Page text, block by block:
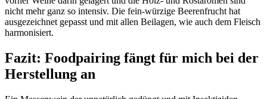
nicht mehr ganz so intensiv. Die fein-würzige Beerenfrucht hat
ausgezeichnet gepasst und mit allen Beilagen, wie auch dem Fleisch
harmonisiert.
Fazit: Foodpairing fängt für mich bei der
Herstellung an